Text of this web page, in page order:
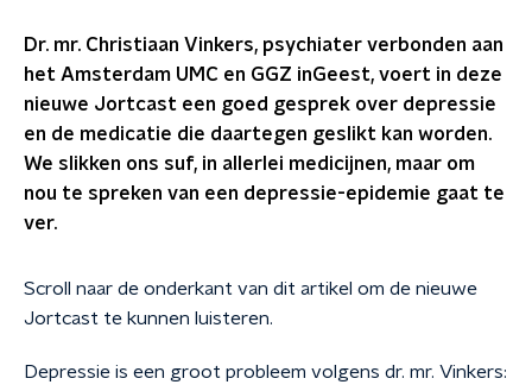
Dr. mr. Christiaan Vinkers, psychiater verbonden aan
het Amsterdam UMC en GGZ inGeest, voert in deze
nieuwe Jortcast een goed gesprek over depressie
en de medicatie die daartegen geslikt kan worden.
We slikken ons suf, in allerlei medicijnen, maar om
nou te spreken van een depressie-epidemie gaat te
ver.
Scroll naar de onderkant van dit artikel om de nieuwe
Jortcast te kunnen luisteren.
Depressie is een groot probleem volgens dr. mr. Vinkers: